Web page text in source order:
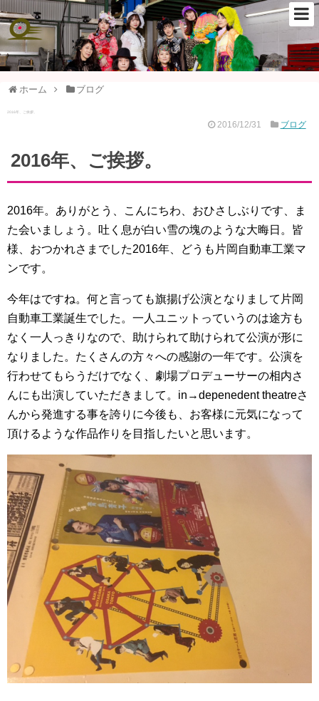
ホーム ブログ
2016年、ご挨拶。
2016/12/31 ブログ
2016年、ご挨拶。
2016年。ありがとう、こんにちわ、おひさしぶりです、ま
た会いましょう。吐く息が白い雪の塊のような大晦日。皆
様、おつかれさまでした2016年、どうも片岡自動車工業マ
ンです。
今年はですね。何と言っても旗揚げ公演となりまして片岡
自動車工業誕生でした。一人ユニットっていうのは途方も
なく一人っきりなので、助けられて助けられて公演が形に
なりました。たくさんの方々への感謝の一年です。公演を
行わせてもらうだけでなく、劇場プロデューサーの相内さ
んにも出演していただきまして。in→depenedent theatreさ
んから発進する事を誇りに今後も、お客様に元気になって
頂けるような作品作りを目指したいと思います。